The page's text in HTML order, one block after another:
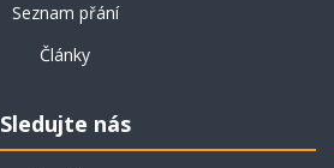
Seznam přání
Články
Sledujte nás